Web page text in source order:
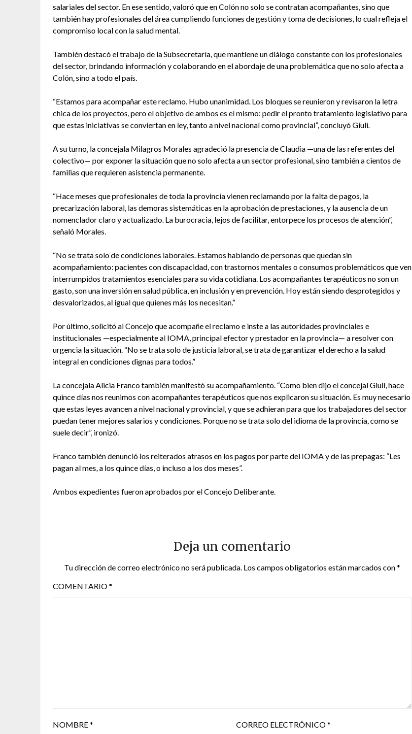
salariales del sector. En ese sentido, valoró que en Colón no solo se contratan acompañantes, sino que
también hay profesionales del área cumpliendo funciones de gestión y toma de decisiones, lo cual refleja el
compromiso local con la salud mental.
También destacó el trabajo de la Subsecretaría, que mantiene un diálogo constante con los profesionales
del sector, brindando información y colaborando en el abordaje de una problemática que no solo afecta a
Colón, sino a todo el país.
“Estamos para acompañar este reclamo. Hubo unanimidad. Los bloques se reunieron y revisaron la letra
chica de los proyectos, pero el objetivo de ambos es el mismo: pedir el pronto tratamiento legislativo para
que estas iniciativas se conviertan en ley, tanto a nivel nacional como provincial”, concluyó Giuli.
A su turno, la concejala Milagros Morales agradeció la presencia de Claudia —una de las referentes del
colectivo— por exponer la situación que no solo afecta a un sector profesional, sino también a cientos de
familias que requieren asistencia permanente.
“Hace meses que profesionales de toda la provincia vienen reclamando por la falta de pagos, la
precarización laboral, las demoras sistemáticas en la aprobación de prestaciones, y la ausencia de un
nomenclador claro y actualizado. La burocracia, lejos de facilitar, entorpece los procesos de atención”,
señaló Morales.
“No se trata solo de condiciones laborales. Estamos hablando de personas que quedan sin
acompañamiento: pacientes con discapacidad, con trastornos mentales o consumos problemáticos que ven
interrumpidos tratamientos esenciales para su vida cotidiana. Los acompañantes terapéuticos no son un
gasto, son una inversión en salud pública, en inclusión y en prevención. Hoy están siendo desprotegidos y
desvalorizados, al igual que quienes más los necesitan.”
Por último, solicitó al Concejo que acompañe el reclamo e inste a las autoridades provinciales e
institucionales —especialmente al IOMA, principal efector y prestador en la provincia— a resolver con
urgencia la situación. “No se trata solo de justicia laboral, se trata de garantizar el derecho a la salud
integral en condiciones dignas para todos.”
La concejala Alicia Franco también manifestó su acompañamiento. “Como bien dijo el concejal Giuli, hace
quince días nos reunimos con acompañantes terapéuticos que nos explicaron su situación. Es muy necesario
que estas leyes avancen a nivel nacional y provincial, y que se adhieran para que los trabajadores del sector
puedan tener mejores salarios y condiciones. Porque no se trata solo del idioma de la provincia, como se
suele decir”, ironizó.
Franco también denunció los reiterados atrasos en los pagos por parte del IOMA y de las prepagas: “Les
pagan al mes, a los quince días, o incluso a los dos meses”.
Ambos expedientes fueron aprobados por el Concejo Deliberante.
Deja un comentario
Tu dirección de correo electrónico no será publicada. Los campos obligatorios están marcados con*
COMENTARIO*
NOMBRE* CORREO ELECTRÓNICO*